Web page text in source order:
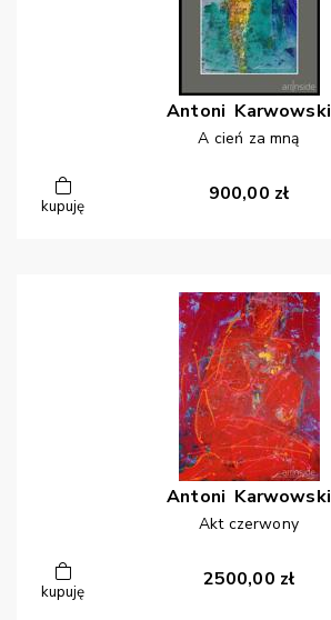
Antoni Karwowski
A cień za mną
kupuję
900,00 zł
Antoni Karwowski
Akt czerwony
kupuję
2500,00 zł